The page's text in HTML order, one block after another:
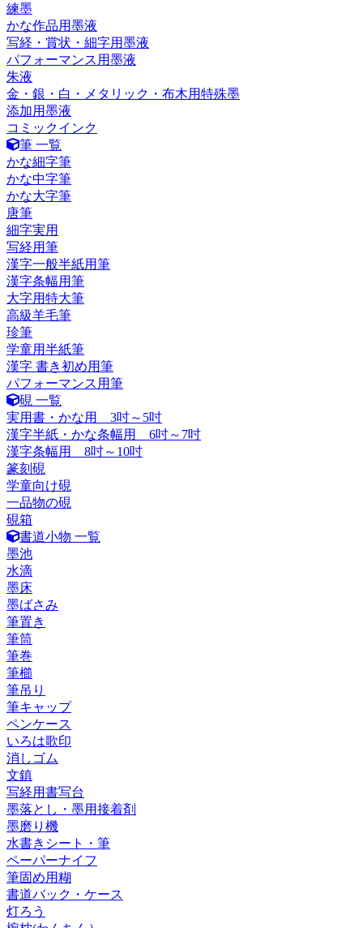
練墨
かな作品用墨液
写経・賞状・細字用墨液
パフォーマンス用墨液
朱液
金・銀・白・メタリック・布木用特殊墨
添加用墨液
コミックインク
筆 一覧
かな細字筆
かな中字筆
かな大字筆
唐筆
細字実用
写経用筆
漢字一般半紙用筆
漢字条幅用筆
大字用特大筆
高級羊毛筆
珍筆
学童用半紙筆
漢字 書き初め用筆
パフォーマンス用筆
硯 一覧
実用書・かな用 3吋～5吋
漢字半紙・かな条幅用 6吋～7吋
漢字条幅用 8吋～10吋
篆刻硯
学童向け硯
一品物の硯
硯箱
書道小物 一覧
墨池
水滴
墨床
墨ばさみ
筆置き
筆筒
筆巻
筆櫛
筆吊り
筆キャップ
ペンケース
いろは歌印
消しゴム
文鎮
写経用書写台
墨落とし・墨用接着剤
墨磨り機
水書きシート・筆
ペーパーナイフ
筆固め用糊
書道バック・ケース
灯ろう